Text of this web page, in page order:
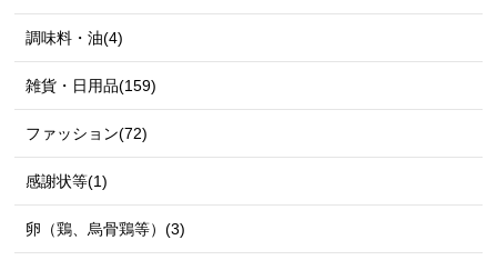
調味料・油(4)
雑貨・日用品(159)
ファッション(72)
感謝状等(1)
卵（鶏、烏骨鶏等）(3)